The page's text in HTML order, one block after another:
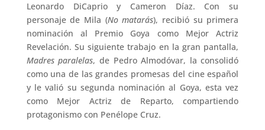
Leonardo DiCaprio y Cameron Díaz. Con su
personaje de Mila (No matarás), recibió su primera
nominación al Premio Goya como Mejor Actriz
Revelación. Su siguiente trabajo en la gran pantalla,
Madres paralelas, de Pedro Almodóvar, la consolidó
como una de las grandes promesas del cine español
y le valió su segunda nominación al Goya, esta vez
como Mejor Actriz de Reparto, compartiendo
protagonismo con Penélope Cruz.